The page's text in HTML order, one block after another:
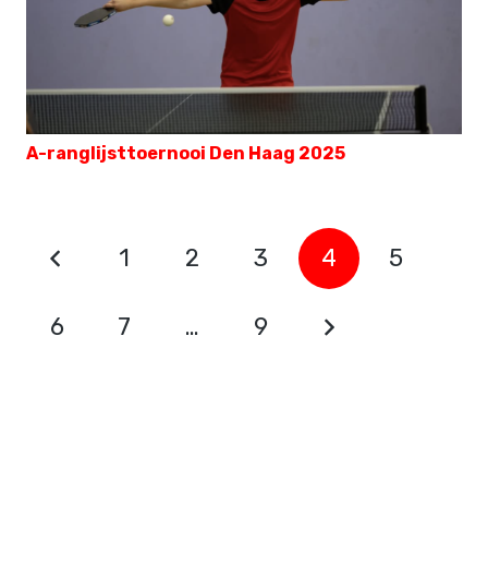
A-ranglijsttoernooi Den Haag 2025
1 2 3 4 5
6 7 … 9